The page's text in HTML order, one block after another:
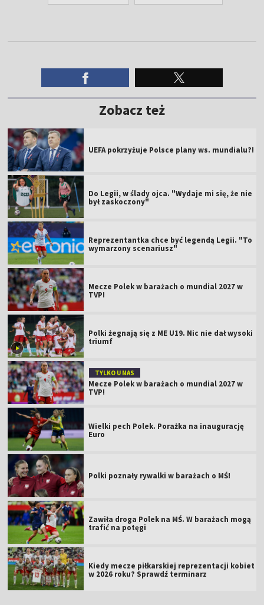
Zobacz też
UEFA pokrzyżuje Polsce plany ws. mundialu?!
Do Legii, w ślady ojca. "Wydaje mi się, że nie
był zaskoczony"
Reprezentantka chce być legendą Legii. "To
wymarzony scenariusz"
Mecze Polek w barażach o mundial 2027 w
TVP!
Polki żegnają się z ME U19. Nic nie dał wysoki
triumf
TYLKO U NAS
Mecze Polek w barażach o mundial 2027 w
TVP!
Wielki pech Polek. Porażka na inaugurację
Euro
Polki poznały rywalki w barażach o MŚ!
Zawiła droga Polek na MŚ. W barażach mogą
trafić na potęgi
Kiedy mecze piłkarskiej reprezentacji kobiet
w 2026 roku? Sprawdź terminarz